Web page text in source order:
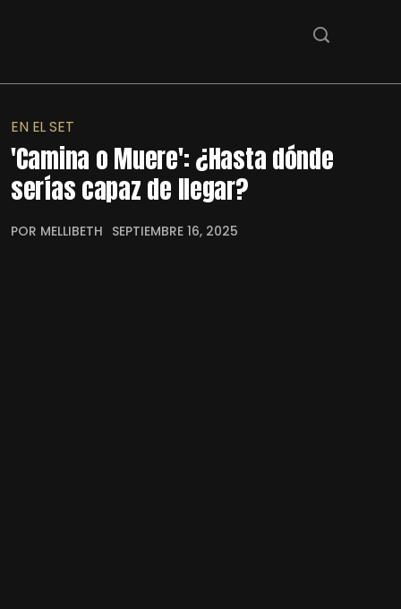
EN EL SET
'Camina o Muere': ¿Hasta dónde
serías capaz de llegar?
POR MELLIBETH SEPTIEMBRE 16, 2025